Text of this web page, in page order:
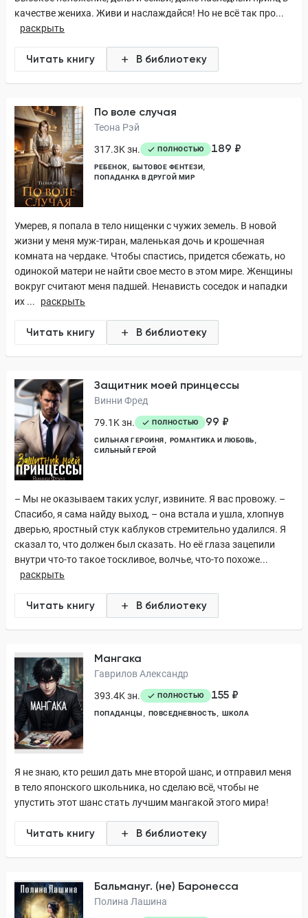
качестве жениха. Живи и наслаждайся! Но не всё так про...
раскрыть
Читать книгу В библиотеку
По воле случая
Теона Рэй
317.3K зн.
ПОЛНОСТЬЮ 189 ₽
РЕБЕНОК
БЫТОВОЕ ФЕНТЕЗИ
ПОПАДАНКА В ДРУГОЙ МИР
Умерев, я попала в тело нищенки с чужих земель. В новой
жизни у меня муж-тиран, маленькая дочь и крошечная
комната на чердаке. Чтобы спастись, придется сбежать, но
одинокой матери не найти свое место в этом мире. Женщины
вокруг считают меня падшей. Ненависть соседок и нападки
их ...
раскрыть
Читать книгу В библиотеку
Защитник моей принцессы
Винни Фред
79.1K зн.
ПОЛНОСТЬЮ 99 ₽
СИЛЬНАЯ ГЕРОИНЯ
РОМАНТИКА И ЛЮБОВЬ
СИЛЬНЫЙ ГЕРОЙ
– Мы не оказываем таких услуг, извините. Я вас провожу. –
Спасибо, я сама найду выход, – она встала и ушла, хлопнув
дверью, яростный стук каблуков стремительно удалился. Я
сказал то, что должен был сказать. Но её глаза зацепили
внутри что-то такое тоскливое, волчье, что-то похоже...
раскрыть
Читать книгу В библиотеку
Мангака
Гаврилов Александр
393.4K зн.
ПОЛНОСТЬЮ 155 ₽
ПОПАДАНЦЫ ПОВСЕДНЕВНОСТЬ ШКОЛА
Я не знаю, кто решил дать мне второй шанс, и отправил меня
в тело японского школьника, но сделаю всё, чтобы не
упустить этот шанс стать лучшим мангакой этого мира!
Читать книгу В библиотеку
Бальмануг. (не) Баронесса
Полина Лашина